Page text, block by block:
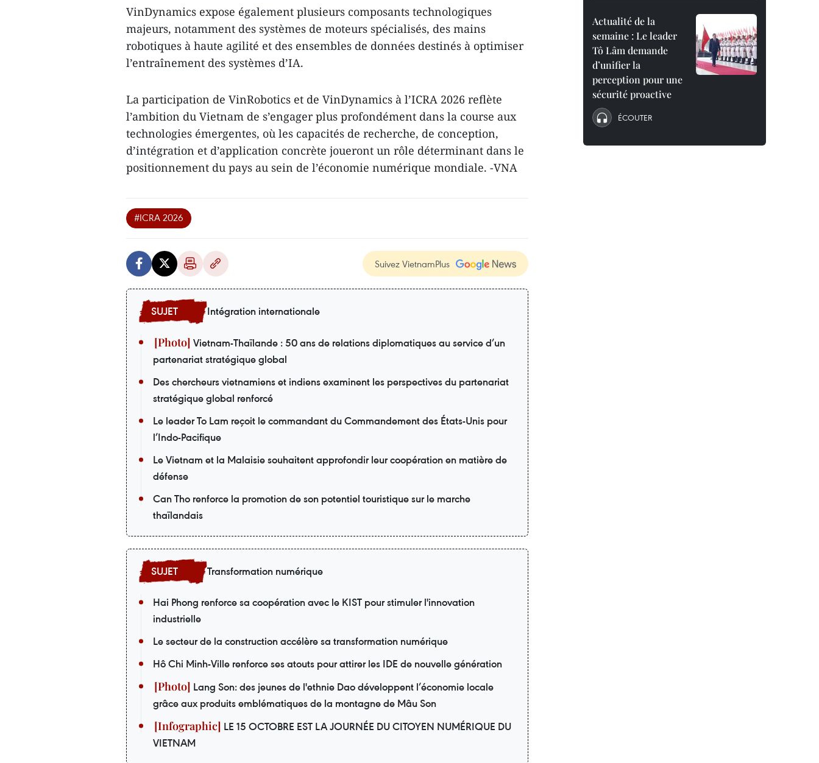
VinDynamics expose également plusieurs composants technologiques
majeurs, notamment des systèmes de moteurs spécialisés, des mains
robotiques à haute agilité et des ensembles de données destinés à optimiser
l’entraînement des systèmes d’IA.
La participation de VinRobotics et de VinDynamics à l’ICRA 2026 reflète
l’ambition du Vietnam de s’engager plus profondément dans la course aux
technologies émergentes, où les capacités de recherche, de conception,
d’intégration et d’application concrète joueront un rôle déterminant dans le
positionnement du pays au sein de l’économie numérique mondiale. -VNA
#ICRA 2026
Suivez VietnamPlus
Intégration internationale
Vietnam-Thaïlande : 50 ans de relations diplomatiques au service d’un
partenariat stratégique global
Des chercheurs vietnamiens et indiens examinent les perspectives du partenariat
stratégique global renforcé
Le leader To Lam reçoit le commandant du Commandement des États-Unis pour
l’Indo-Pacifique
Le Vietnam et la Malaisie souhaitent approfondir leur coopération en matière de
défense
Can Tho renforce la promotion de son potentiel touristique sur le marche
thaïlandais
Transformation numérique
Hai Phong renforce sa coopération avec le KIST pour stimuler l'innovation
industrielle
Le secteur de la construction accélère sa transformation numérique
Hô Chi Minh-Ville renforce ses atouts pour attirer les IDE de nouvelle génération
Lang Son: des jeunes de l'ethnie Dao développent l’économie locale
grâce aux produits emblématiques de la montagne de Mâu Son
LE 15 OCTOBRE EST LA JOURNÉE DU CITOYEN NUMÉRIQUE DU
VIETNAM
Actualité de la
semaine : Le leader
Tô Lâm demande
d’unifier la
perception pour une
sécurité proactive
ÉCOUTER